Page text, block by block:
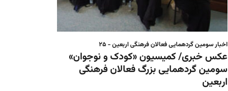
اخبار سومین گردهمایی فعالان فرهنگی اربعین - ۲۵
عکس خبری/ کمیسیون «کودک و نوجوان»
سومین گردهمایی بزرگ فعالان فرهنگی
اربعین